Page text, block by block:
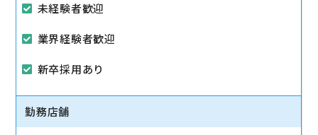
未経験者歓迎
業界経験者歓迎
新卒採用あり
勤務店舗